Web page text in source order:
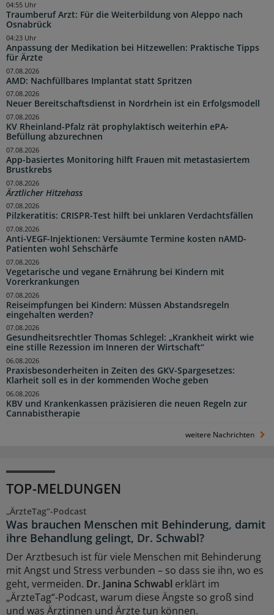
Traumberuf Arzt: Für die Weiterbildung von Aleppo nach
Osnabrück
04:55 Uhr
Anpassung der Medikation bei Hitzewellen: Praktische Tipps
für Ärzte
04:23 Uhr
AMD: Nachfüllbares Implantat statt Spritzen
07.08.2026
Neuer Bereitschaftsdienst in Nordrhein ist ein Erfolgsmodell
07.08.2026
KV Rheinland-Pfalz rät prophylaktisch weiterhin ePA-
Befüllung abzurechnen
07.08.2026
App-basiertes Monitoring hilft Frauen mit metastasiertem
Brustkrebs
07.08.2026
Ärztlicher Hitzehass
07.08.2026
Pilzkeratitis: CRISPR-Test hilft bei unklaren Verdachtsfällen
07.08.2026
Anti-VEGF-Injektionen: Versäumte Termine kosten nAMD-
Patienten wohl Sehschärfe
07.08.2026
Vegetarische und vegane Ernährung bei Kindern mit
Vorerkrankungen
07.08.2026
Reiseimpfungen bei Kindern: Müssen Abstandsregeln
eingehalten werden?
07.08.2026
Gesundheitsrechtler Thomas Schlegel: „Krankheit wirkt wie
eine stille Rezession im Inneren der Wirtschaft“
07.08.2026
Praxisbesonderheiten in Zeiten des GKV-Spargesetzes:
Klarheit soll es in der kommenden Woche geben
06.08.2026
KBV und Krankenkassen präzisieren die neuen Regeln zur
Cannabistherapie
06.08.2026
weitere Nachrichten
TOP-MELDUNGEN
„ÄrzteTag“-Podcast
Was brauchen Menschen mit Behinderung, damit
ihre Behandlung gelingt, Dr. Schwabl?
Der Arztbesuch ist für viele Menschen mit Behinderung
mit Angst und Stress verbunden – so dass sie ihn, wo es
geht, vermeiden. Dr. Janina Schwabl erklärt im
„ÄrzteTag“-Podcast, warum diese Ängste so groß sind
und was Ärztinnen und Ärzte tun können.